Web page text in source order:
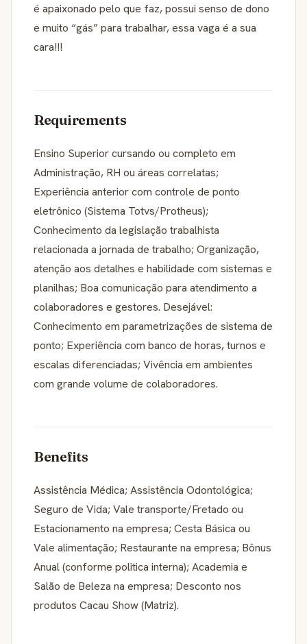
é apaixonado pelo que faz, possui senso de dono
e muito “gás” para trabalhar, essa vaga é a sua
cara!!!
Requirements
Ensino Superior cursando ou completo em
Administração, RH ou áreas correlatas;
Experiência anterior com controle de ponto
eletrônico (Sistema Totvs/Protheus);
Conhecimento da legislação trabalhista
relacionada a jornada de trabalho; Organização,
atenção aos detalhes e habilidade com sistemas e
planilhas; Boa comunicação para atendimento a
colaboradores e gestores. Desejável:
Conhecimento em parametrizações de sistema de
ponto; Experiência com banco de horas, turnos e
escalas diferenciadas; Vivência em ambientes
com grande volume de colaboradores.
Benefits
Assistência Médica; Assistência Odontológica;
Seguro de Vida; Vale transporte/Fretado ou
Estacionamento na empresa; Cesta Básica ou
Vale alimentação; Restaurante na empresa; Bônus
Anual (conforme politica interna); Academia e
Salão de Beleza na empresa; Desconto nos
produtos Cacau Show (Matriz).